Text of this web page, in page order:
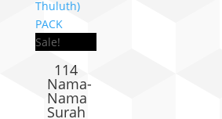
Sale!
114
Nama-
Nama
Surah